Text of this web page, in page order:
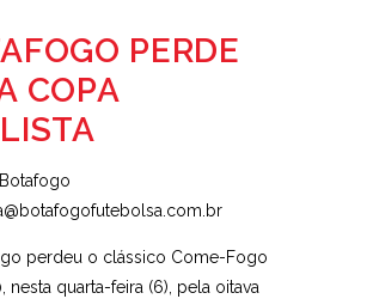
PERDE
COPA
perdeu o clássico Come-Fogo
nesta quarta-feira (6), pela oitava